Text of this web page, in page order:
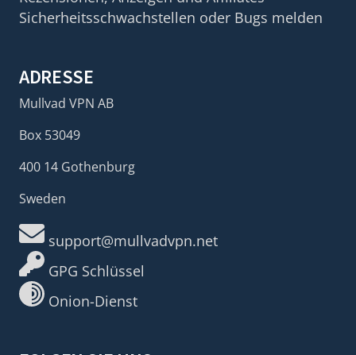
Sicherheitsschwachstellen oder Bugs melden
ADRESSE
Mullvad VPN AB
Box 53049
400 14 Gothenburg
Sweden
support@mullvadvpn.net
GPG Schlüssel
Onion-Dienst